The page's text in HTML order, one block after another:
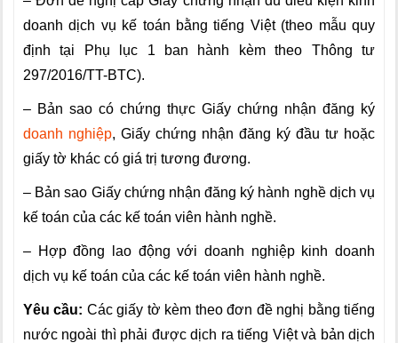
doanh dịch vụ kế toán bằng tiếng Việt (theo mẫu quy
định tại Phụ lục 1 ban hành kèm theo Thông tư
297/2016/TT-BTC).
– Bản sao có chứng thực Giấy chứng nhận đăng ký
doanh nghiệp, Giấy chứng nhận đăng ký đầu tư hoặc
giấy tờ khác có giá trị tương đương.
– Bản sao Giấy chứng nhận đăng ký hành nghề dịch vụ
kế toán của các kế toán viên hành nghề.
– Hợp đồng lao động với doanh nghiệp kinh doanh
dịch vụ kế toán của các kế toán viên hành nghề.
Yêu cầu: Các giấy tờ kèm theo đơn đề nghị bằng tiếng
nước ngoài thì phải được dịch ra tiếng Việt và bản dịch